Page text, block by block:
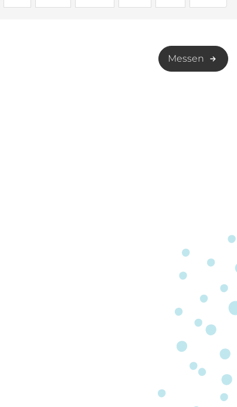
Messen